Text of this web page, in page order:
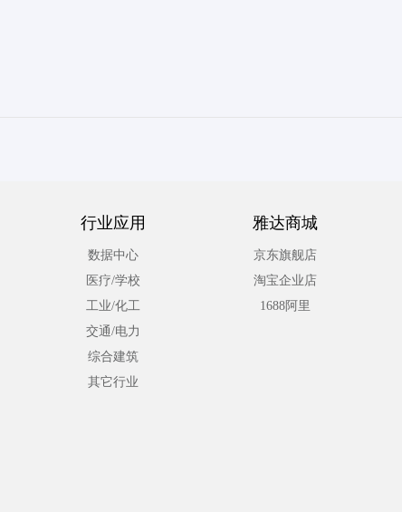
行业应用
数据中心
医疗/学校
工业/化工
交通/电力
综合建筑
其它行业
雅达商城
京东旗舰店
淘宝企业店
1688阿里